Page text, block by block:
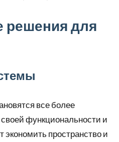
для
все более
функциональности и
пространство и